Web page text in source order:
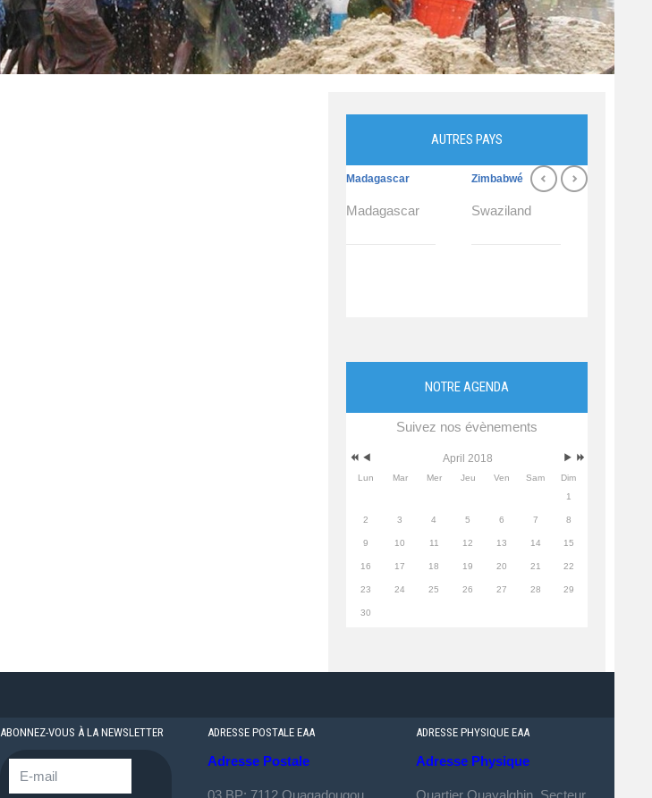
AUTRES PAYS
Madagascar
Madagascar
Zimbabwé
Swaziland
NOTRE AGENDA
Suivez nos évènements
April 2018
Lun Mar Mer Jeu Ven Sam
Dim
1
2 3 4 5 6 7 8
9 10 11 12 13 14 15
16 17 18 19 20 21 22
23 24 25 26 27 28 29
30
ABONNEZ-VOUS À LA NEWSLETTER ADRESSE POSTALE EAA
Adresse Postale
03 BP: 7112 Ouagadougou
ADRESSE PHYSIQUE EAA
Adresse Physique
Quartier Ouayalghin, Secteur